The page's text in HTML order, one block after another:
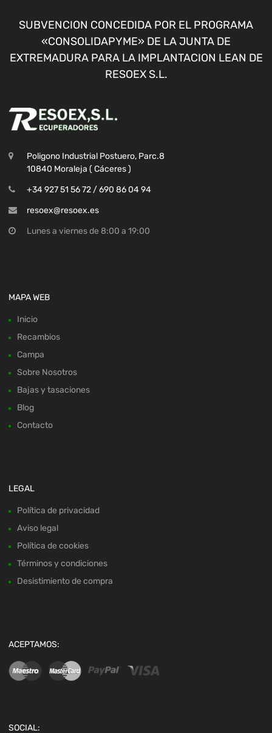
SUBVENCION CONCEDIDA POR EL PROGRAMA
«CONSOLIDAPYME» DE LA JUNTA DE
EXTREMADURA PARA LA IMPLANTACION LEAN DE
RESOEX S.L.
Poligono Industrial Postuero, Parc.8
10840 Moraleja ( Cáceres )
+34 927 51 56 72 / 690 86 04 94
resoex@resoex.es
Lunes a viernes de 8:00 a 19:00
MAPA WEB
Inicio
Recambios
Campa
Sobre Nosotros
Bajas y tasaciones
Blog
Contacto
LEGAL
Política de privacidad
Aviso legal
Política de cookies
Términos y condiciones
Desistimiento de compra
ACEPTAMOS:
SOCIAL: